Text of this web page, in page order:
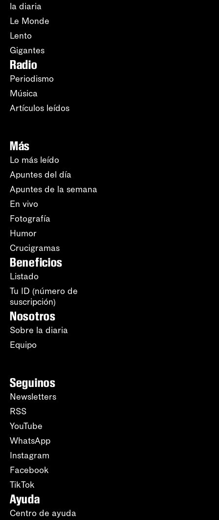
la diaria
Le Monde
Lento
Gigantes
Radio
Periodismo
Música
Artículos leídos
Más
Lo más leído
Apuntes del día
Apuntes de la semana
En vivo
Fotografía
Humor
Crucigramas
Beneficios
Listado
Tu ID (número de
suscripción)
Nosotros
Sobre la diaria
Equipo
Seguinos
Newsletters
RSS
YouTube
WhatsApp
Instagram
Facebook
TikTok
Ayuda
Centro de ayuda